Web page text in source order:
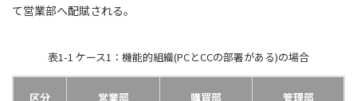
て営業部へ配賦される。
表1-1 ケース1：機能的組織(PCとCCの部署がある)の場合
区分 営業部 購買部 管理部